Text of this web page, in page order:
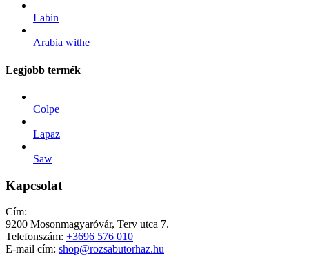
Labin
Arabia withe
Legjobb termék
Colpe
Lapaz
Saw
Kapcsolat
Cím:
9200 Mosonmagyaróvár, Terv utca 7.
Telefonszám: +3696 576 010
E-mail cím: shop@rozsabutorhaz.hu